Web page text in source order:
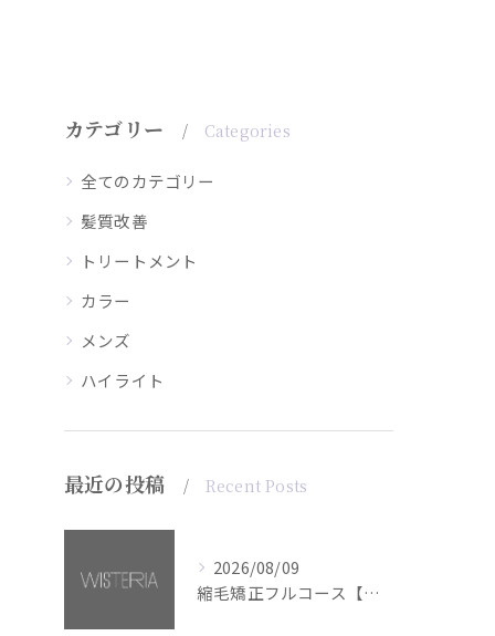
カテゴリー Categories
全てのカテゴリー
髪質改善
トリートメント
カラー
メンズ
ハイライト
最近の投稿 Recent Posts
2026/08/09
縮毛矯正フルコース【銀座・美容室WISTERIA】